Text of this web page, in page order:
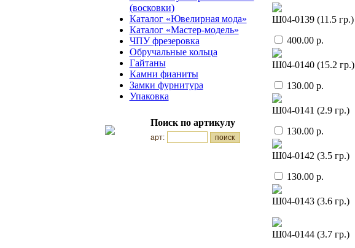
(восковки)
Каталог «Ювелирная мода»
Каталог «Мастер-модель»
ЧПУ фрезеровка
Обручальные кольца
Гайтаны
Камни фианиты
Замки фурнитура
Упаковка
Поиск по артикулу
арт:
Ш04-0139 (11.5 гр.)
400.00 р.
Ш04-0140 (15.2 гр.)
130.00 р.
Ш04-0141 (2.9 гр.)
130.00 р.
Ш04-0142 (3.5 гр.)
130.00 р.
Ш04-0143 (3.6 гр.)
Ш04-0144 (3.7 гр.)